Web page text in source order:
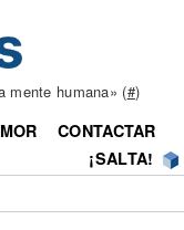
mente humana» (#)
CONTACTAR
¡SALTA!